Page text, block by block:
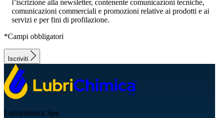
l’iscrizione alla newsletter, contenente comunicazioni tecniche,
comunicazioni commerciali e promozioni relative ai prodotti e ai
servizi e per fini di profilazione.
*Campi obbligatori
Iscriviti
Lubrichimica Spa